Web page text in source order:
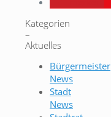
Kategorien
–
Aktuelles
Bürgermeister
News
Stadt
News